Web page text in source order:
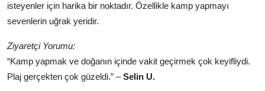
isteyenler için harika bir noktadır. Özellikle kamp yapmayı
sevenlerin uğrak yeridir.
Ziyaretçi Yorumu:
“Kamp yapmak ve doğanın içinde vakit geçirmek çok keyifliydi.
Plaj gerçekten çok güzeldi.” –Selin U.